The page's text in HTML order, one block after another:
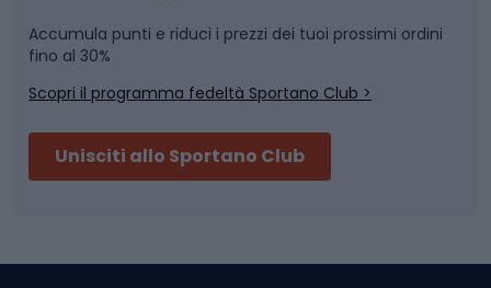
Skitouring
Abbigliamento da escursionismo
Pattinaggio
Componenti per biciclette
Accumula punti e riduci i prezzi dei tuoi prossimi ordini
fino al 30%
Scopri il programma fedeltà Sportano Club >
Unisciti allo Sportano Club